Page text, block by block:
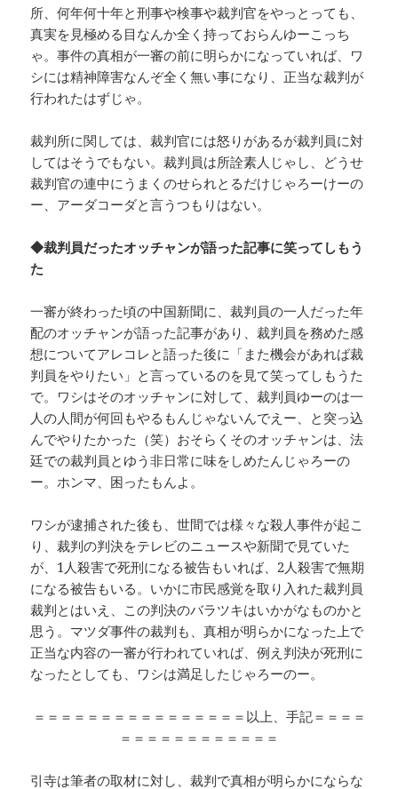
所、何年何十年と刑事や検事や裁判官をやっとっても、
真実を見極める目なんか全く持っておらんゆーこっち
ゃ。事件の真相が一審の前に明らかになっていれば、ワ
シには精神障害なんぞ全く無い事になり、正当な裁判が
行われたはずじゃ。
裁判所に関しては、裁判官には怒りがあるが裁判員に対
してはそうでもない。裁判員は所詮素人じゃし、どうせ
裁判官の連中にうまくのせられとるだけじゃろーけーの
ー、アーダコーダと言うつもりはない。
◆裁判員だったオッチャンが語った記事に笑ってしもう
た
一審が終わった頃の中国新聞に、裁判員の一人だった年
配のオッチャンが語った記事があり、裁判員を務めた感
想についてアレコレと語った後に「また機会があれば裁
判員をやりたい」と言っているのを見て笑ってしもうた
で。ワシはそのオッチャンに対して、裁判員ゆーのは一
人の人間が何回もやるもんじゃないんでえー、と突っ込
んでやりたかった（笑）おそらくそのオッチャンは、法
廷での裁判員とゆう非日常に味をしめたんじゃろーの
ー。ホンマ、困ったもんよ。
ワシが逮捕された後も、世間では様々な殺人事件が起こ
り、裁判の判決をテレビのニュースや新聞で見ていた
が、1人殺害で死刑になる被告もいれば、2人殺害で無期
になる被告もいる。いかに市民感覚を取り入れた裁判員
裁判とはいえ、この判決のバラツキはいかがなものかと
思う。マツダ事件の裁判も、真相が明らかになった上で
正当な内容の一審が行われていれば、例え判決が死刑に
なったとしても、ワシは満足したじゃろーのー。
＝＝＝＝＝＝＝＝＝＝＝＝＝＝＝＝以上、手記＝＝＝＝
＝＝＝＝＝＝＝＝＝＝＝＝
引寺は筆者の取材に対し、裁判で真相が明らかにならな